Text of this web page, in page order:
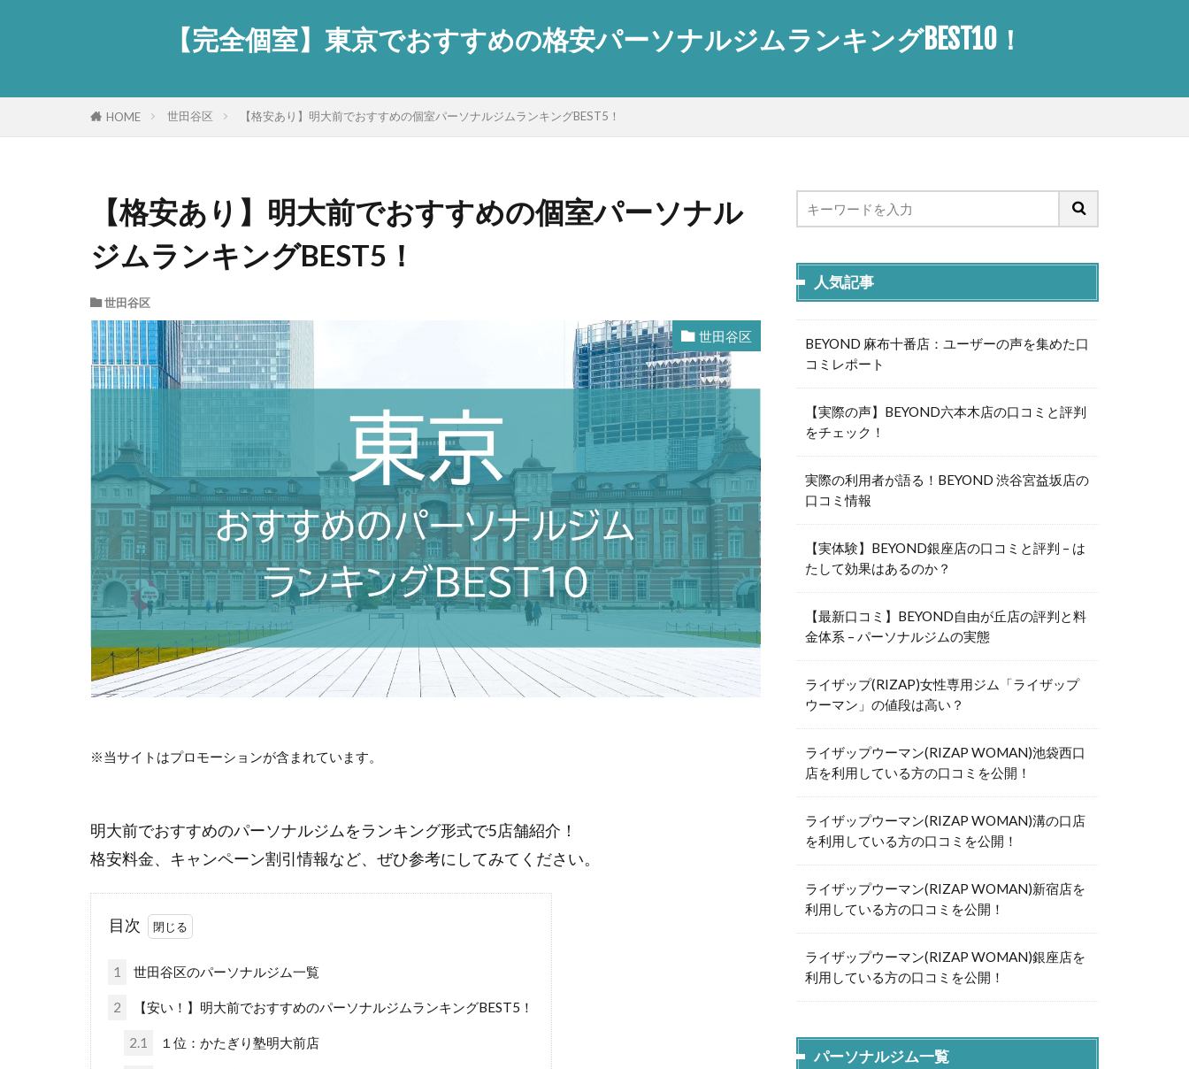
【完全個室】東京でおすすめの格安パーソナルジムランキングBEST10！
HOME 世田谷区 【格安あり】明大前でおすすめの個室パーソナルジムランキングBEST5！
【格安あり】明大前でおすすめの個室パーソナル
ジムランキングBEST5！
世田谷区
世田谷区
※当サイトはプロモーションが含まれています。
明大前でおすすめのパーソナルジムをランキング形式で5店舗紹介！
格安料金、キャンペーン割引情報など、ぜひ参考にしてみてください。
目次
1 世田谷区のパーソナルジム一覧
2 【安い！】明大前でおすすめのパーソナルジムランキングBEST5！
2.1 １位：かたぎり塾明大前店
人気記事
BEYOND 麻布十番店：ユーザーの声を集めた口
コミレポート
【実際の声】BEYOND六本木店の口コミと評判
をチェック！
実際の利用者が語る！BEYOND 渋谷宮益坂店の
口コミ情報
【実体験】BEYOND銀座店の口コミと評判 – は
たして効果はあるのか？
【最新口コミ】BEYOND自由が丘店の評判と料
金体系 – パーソナルジムの実態
ライザップ(RIZAP)女性専用ジム「ライザップ
ウーマン」の値段は高い？
ライザップウーマン(RIZAP WOMAN)池袋西口
店を利用している方の口コミを公開！
ライザップウーマン(RIZAP WOMAN)溝の口店
を利用している方の口コミを公開！
ライザップウーマン(RIZAP WOMAN)新宿店を
利用している方の口コミを公開！
ライザップウーマン(RIZAP WOMAN)銀座店を
利用している方の口コミを公開！
パーソナルジム一覧